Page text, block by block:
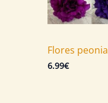
Flores peonia
6.99€